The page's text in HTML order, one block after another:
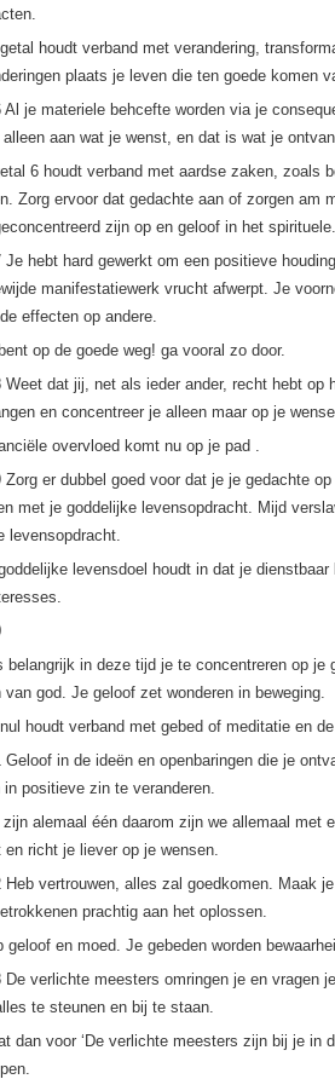
houdt verband met verandering,
plaats je leven die ten goede komen
Al je materiele behcefte worden via je
alleen aan wat je wenst, en dat is wat je
6 houdt verband met aardse zaken, zoals
Zorg ervoor dat gedachte aan of zorgen am
zijn op en geloof in het spirituele.
Je hebt hard gewerkt om een positieve
manifestatiewerk vrucht afwerpt. Je
effecten op andere.
op de goede weg! ga vooral zo door.
Weet dat jij, net als ieder ander, recht hebt
en concentreer je alleen maar op je
overvloed komt nu op je pad .
Zorg er dubbel goed voor dat je je gedachte
met je goddelijke levensopdracht. Mijd
levensopdracht.
levensdoel houdt in dat je
belangrijk in deze tijd je te concentreren op
van god. Je geloof zet wonderen in beweging.
houdt verband met gebed of meditatie en
Geloof in de ideën en openbaringen die je
in positieve zin te veranderen.
zijn alemaal één daarom zijn we allemaal met
en richt je liever op je wensen.
Heb vertrouwen, alles zal goedkomen. Maak
prachtig aan het oplossen.
geloof en moed. Je gebeden worden
De verlichte meesters omringen je en vragen
te steunen en bij te staan.
dan voor ‘De verlichte meesters zijn bij je in